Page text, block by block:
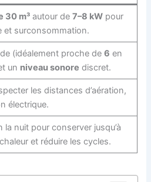
30 m³autour de 7–8 kWpour
et surconsommation.
(idéalement proche de 6 en
un niveau sonore discret.
les distances d’aération,
électrique.
nuit pour conserver jusqu’à
et réduire les cycles.